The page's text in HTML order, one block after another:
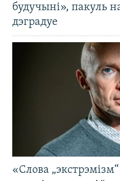
будучыні», пакуль
дэградуе
«Слова